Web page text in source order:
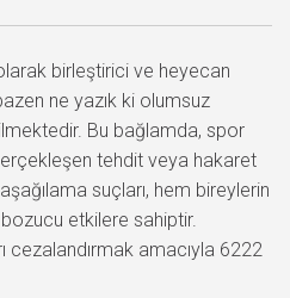
birleştirici ve heyecan
ne yazık ki olumsuz
Bu bağlamda, spor
tehdit veya hakaret
suçları, hem bireylerin
etkilere sahiptir.
cezalandırmak amacıyla 6222